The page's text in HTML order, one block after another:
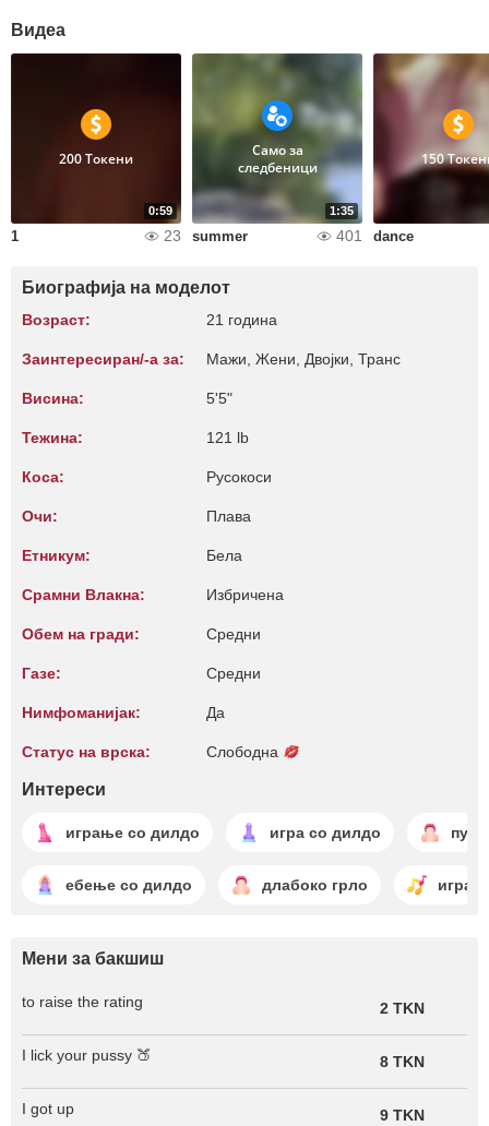
Видеа
0:59
200 Токени
1 23
1:35
Само за
следбеници
summer 401
150
dance
Биографија на моделот
Возраст: 21 година
Заинтересиран/-а за: Мажи, Жени, Двојки, Транс
Висина: 5'5"
Тежина: 121 lb
Коса: Русокоси
Очи: Плава
Етникум: Бела
Срамни Влакна: Избричена
Обем на гради: Средни
Газе: Средни
Нимфоманијак: Да
Статус на врска: Слободна
Интереси
играње со дилдо игра со дилдо
ебење со дилдо длабоко грло
Мени за бакшиш
to raise the rating 2 TKN
I lick your pussy 🍑 8 TKN
I got up 9 TKN